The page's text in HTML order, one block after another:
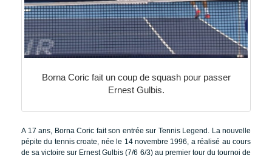
Borna Coric fait un coup de squash pour passer
Ernest Gulbis.
A 17 ans, Borna Coric fait son entrée sur Tennis Legend. La nouvelle
pépite du tennis croate, née le 14 novembre 1996, a réalisé au cours
de sa victoire sur Ernest Gulbis (7/6 6/3) au premier tour du tournoi de